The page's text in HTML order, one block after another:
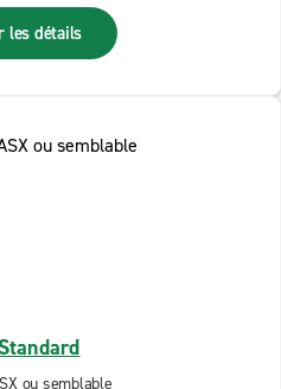
les détails
ou semblable